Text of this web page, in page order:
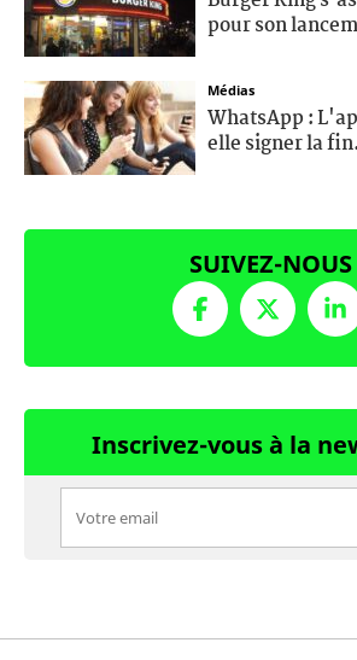
pour son
Médias
WhatsApp :
elle signer la
SUIVEZ-NOUS
Inscrivez-vous à la